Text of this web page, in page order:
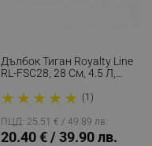
Дълбок Тиган Royalty Line
RL-FSC28, 28 См, 4.5 Л,
Покритие, Индукция, Черен
★ ★ ★ ★ ★ (1)
ПЦД: 25.51 € / 49.89 лв.
20.40 € / 39.90 лв.